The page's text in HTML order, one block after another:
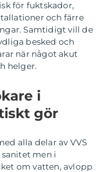
för fuktskador,
och färre
Samtidigt vill de
besked och
när något akut
helger.
i
gör
alla delar av VVS
men i
om vatten, avlopp